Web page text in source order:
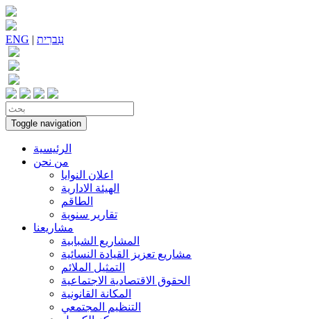
ENG | עִברִית
Toggle navigation
الرئيسية
من نحن
اعلان النوايا
الهيئة الادارية
الطاقم
تقارير سنوية
مشاريعنا
المشاريع الشبابية
مشاريع تعزيز القيادة النسائية
التمثيل الملائم
الحقوق الاقتصادية الاجتماعية
المكانة القانونية
التنظيم المجتمعي